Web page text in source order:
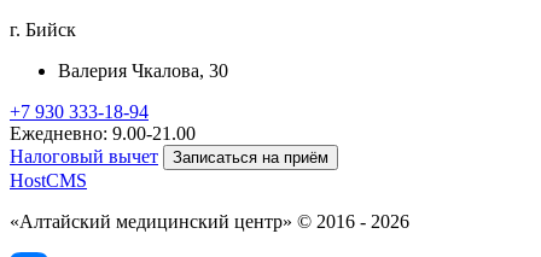
г. Бийск
Валерия Чкалова, 30
+7 930 333-18-94
Ежедневно: 9.00-21.00
Налоговый вычет
Записаться на приём
HostCMS
«Алтайский медицинский центр» © 2016 - 2026